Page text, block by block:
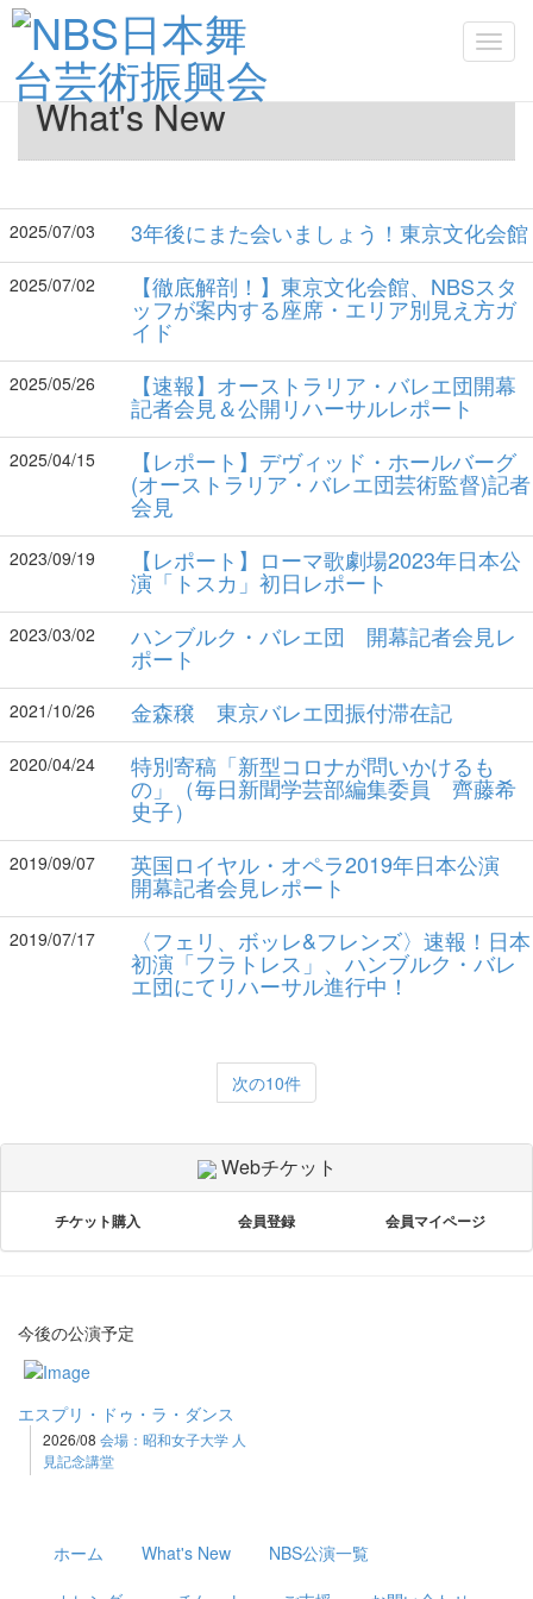
What's New
2025/07/03 3年後にまた会いましょう！東京文化会館
2025/07/02 【徹底解剖！】東京文化会館、NBSスタ
ッフが案内する座席・エリア別見え方ガ
イド
2025/05/26 【速報】オーストラリア・バレエ団開幕
記者会見＆公開リハーサルレポート
2025/04/15 【レポート】デヴィッド・ホールバーグ
(オーストラリア・バレエ団芸術監督)記者
会見
2023/09/19 【レポート】ローマ歌劇場2023年日本公
演「トスカ」初日レポート
2023/03/02 ハンブルク・バレエ団 開幕記者会見レ
ポート
2021/10/26 金森穣 東京バレエ団振付滞在記
2020/04/24 特別寄稿「新型コロナが問いかけるも
の」（毎日新聞学芸部編集委員 齊藤希
史子）
2019/09/07 英国ロイヤル・オペラ2019年日本公演
開幕記者会見レポート
2019/07/17 〈フェリ、ボッレ&フレンズ〉速報！日本
初演「フラトレス」、ハンブルク・バレ
エ団にてリハーサル進行中！
次の10件
Webチケット
チケット購入 会員登録 会員マイページ
今後の公演予定
エスプリ・ドゥ・ラ・ダンス
2026/08 会場：昭和女子大学 人
見記念講堂
ホーム What's New
NBS公演一覧